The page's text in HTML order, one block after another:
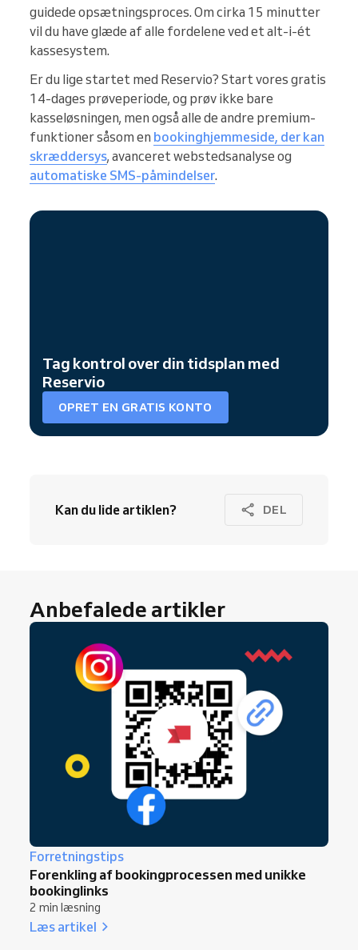
guidede opsætningsproces. Om cirka 15 minutter
vil du have glæde af alle fordelene ved et alt-i-ét
kassesystem.
Er du lige startet med Reservio? Start vores gratis
14-dages prøveperiode, og prøv ikke bare
kasseløsningen, men også alle de andre premium-
funktioner såsom en bookinghjemmeside, der kan
skræddersys, avanceret webstedsanalyse og
automatiske SMS-påmindelser.
Tag kontrol over din tidsplan med
Reservio
OPRET EN GRATIS KONTO
Kan du lide artiklen? DEL
Anbefalede artikler
Forretningstips
Forenkling af bookingprocessen med unikke
bookinglinks
2 min læsning
Læs artikel